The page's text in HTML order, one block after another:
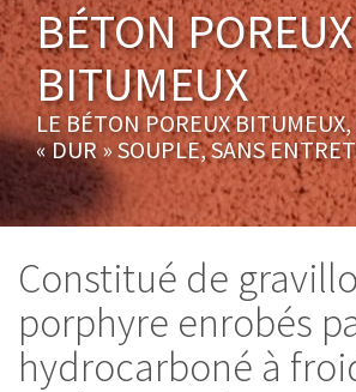
BÉTON POREUX
BITUMEUX
LE BÉTON POREUX
« DUR » SOUPLE, SANS
Constitué de
porphyre enrobés
hydrocarboné à